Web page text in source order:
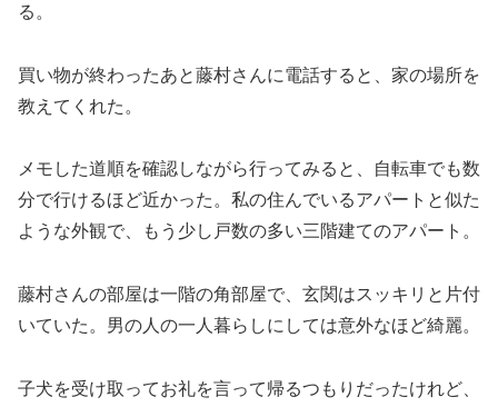
る。
買い物が終わったあと藤村さんに電話すると、家の場所を
教えてくれた。
メモした道順を確認しながら行ってみると、自転車でも数
分で行けるほど近かった。私の住んでいるアパートと似た
ような外観で、もう少し戸数の多い三階建てのアパート。
藤村さんの部屋は一階の角部屋で、玄関はスッキリと片付
いていた。男の人の一人暮らしにしては意外なほど綺麗。
子犬を受け取ってお礼を言って帰るつもりだったけれど、